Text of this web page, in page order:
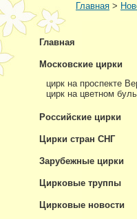
Главная >
Главная
Московские цирки
цирк на проспекте
цирк на цветном
Российские цирки
Цирки стран СНГ
Зарубежные цирки
Цирковые труппы
Цирковые новости